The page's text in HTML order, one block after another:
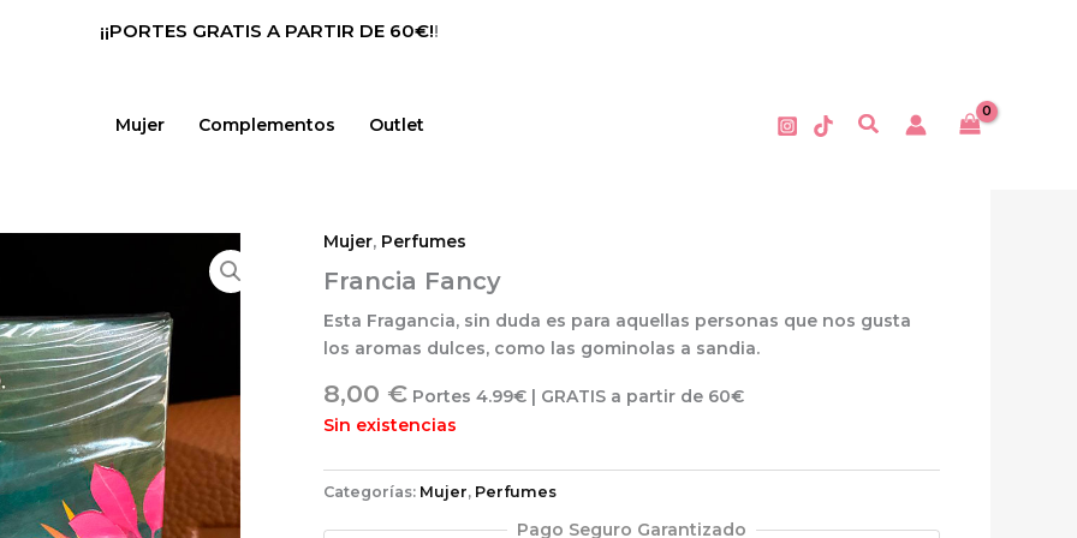
¡¡PORTES GRATIS A PARTIR DE 60€!!
Mujer Complementos Outlet Buscar
Mujer, Perfumes
Francia Fancy
Esta Fragancia, sin duda es para aquellas personas que nos gusta
los aromas dulces, como las gominolas a sandia.
8,00 € Portes 4.99€ | GRATIS a partir de 60€
Sin existencias
Categorías: Mujer, Perfumes
Pago Seguro Garantizado